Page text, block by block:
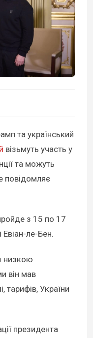
та український
візьмуть участь у
та можуть
повідомляє
з 15 по 17
ле-Бен.
низкою
він мав
тарифів, України
президента